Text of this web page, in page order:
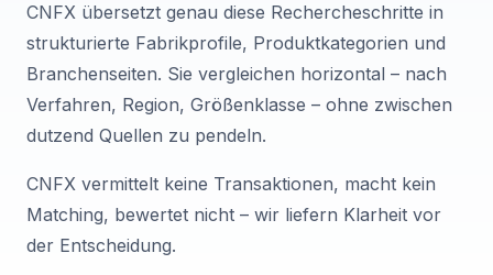
CNFX übersetzt genau diese Rechercheschritte in
strukturierte Fabrikprofile, Produktkategorien und
Branchenseiten. Sie vergleichen horizontal – nach
Verfahren, Region, Größenklasse – ohne zwischen
dutzend Quellen zu pendeln.
CNFX vermittelt keine Transaktionen, macht kein
Matching, bewertet nicht – wir liefern Klarheit vor
der Entscheidung.